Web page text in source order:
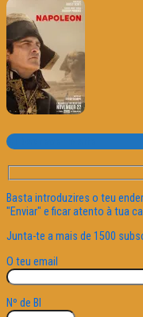
Subscrever o site
Basta introduzires o teu
"Enviar" e ficar atento à tua
Junta-te a mais de 1500
O teu email
Nº de BI